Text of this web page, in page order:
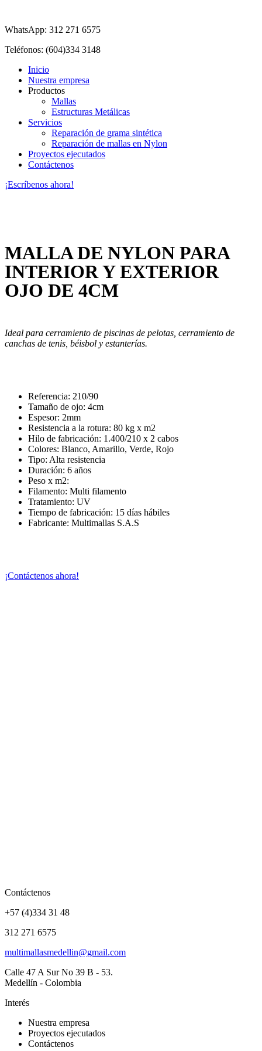
WhatsApp: 312 271 6575
Teléfonos: (604)334 3148
Inicio
Nuestra empresa
Productos
Mallas
Estructuras Metálicas
Servicios
Reparación de grama sintética
Reparación de mallas en Nylon
Proyectos ejecutados
Contáctenos
¡Escríbenos ahora!
MALLA DE NYLON PARA
INTERIOR Y EXTERIOR
OJO DE 4CM
Ideal para cerramiento de piscinas de pelotas, cerramiento de
canchas de tenis, béisbol y estanterías.
Referencia: 210/90
Tamaño de ojo: 4cm
Espesor: 2mm
Resistencia a la rotura: 80 kg x m2
Hilo de fabricación: 1.400/210 x 2 cabos
Colores: Blanco, Amarillo, Verde, Rojo
Tipo: Alta resistencia
Duración: 6 años
Peso x m2:
Filamento: Multi filamento
Tratamiento: UV
Tiempo de fabricación: 15 días hábiles
Fabricante: Multimallas S.A.S
¡Contáctenos ahora!
Contáctenos
+57 (4)334 31 48
312 271 6575
multimallasmedellin@gmail.com
Calle 47 A Sur No 39 B - 53.
Medellín - Colombia
Interés
Nuestra empresa
Proyectos ejecutados
Contáctenos